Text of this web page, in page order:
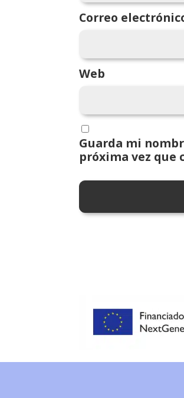
Correo
Web
Guarda mi
próxima vez que